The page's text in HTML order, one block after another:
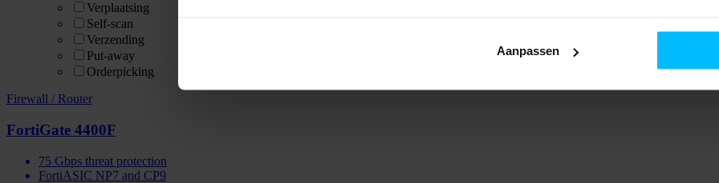
Aanpassen
Verplaatsing
Self-scan
Verzending
Put-away
Orderpicking
Firewall / Router
FortiGate 4400F
75 Gbps threat protection
FortiASIC NP7 and CP9